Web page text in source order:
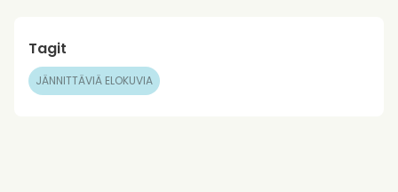
Tagit
JÄNNITTÄVIÄ ELOKUVIA